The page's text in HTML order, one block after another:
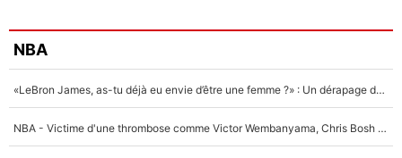
NBA
«LeBron James, as-tu déjà eu envie d’être une femme ?» : Un dérapage de Donald Trump sur la superstar de la NBA refait surface
NBA - Victime d'une thrombose comme Victor Wembanyama, Chris Bosh prévient le Français des risques sur sa santé : «J’ai failli mourir sur le coup et j’ai été ramené à la vie»